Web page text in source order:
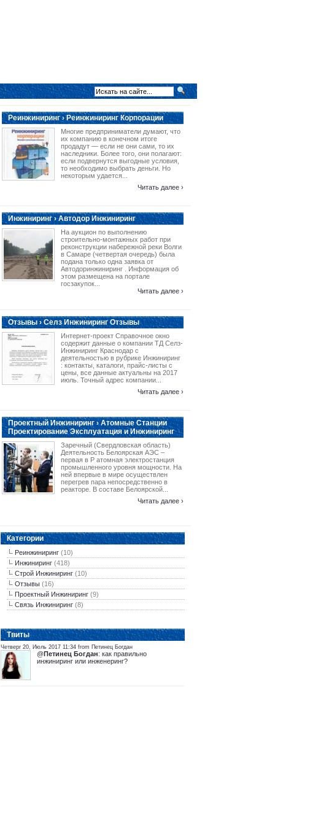
Реинжиниринг › Реинжиниринг Корпорации
Многие предприниматели думают, что
их компанию в конечном итоге
продадут — если не они сами, то их
наследники. Более того, они полагают:
если подвернутся выгодные условия,
то необходимо выбрать деньги. Но
некоторым удается...
Читать далее ›
Инжиниринг › Автодор Инжиниринг
На аукцион по выполнению
строительно-монтажных работ при
реконструкции набережной реки Волги
в Самаре (четвертая очередь) была
подана только одна заявка от
Автодоринжиниринг . Информация об
этом размещена на портале
госзакупок...
Читать далее ›
Отзывы › Селз Инжиниринг Отзывы
Интернет-проект Справочное окно
содержит данные о компании ТД Селз-
Инжиниринг Краснодар с
деятельностью в рубрике Инжиниринг
: контакты, каталоги, прайс-листы с
цены, все данные актуальны на 2017
июль. Точный адрес компании...
Читать далее ›
Проектный Инжиниринг › Атомные Станции
Проектирование Эксплуатация и Инжиниринг
Заречный (Свердловская область)
Деятельность Белоярская АЭС –
первая в Р атомная электростанция
промышленного уровня мощности. На
ней впервые в мире осуществлен
перегрев пара непосредственно в
реакторе. В составе Белоярской...
Читать далее ›
Категории
Реинжиниринг (10)
Инжиниринг (418)
Строй Инжиниринг (10)
Отзывы (16)
Проектный Инжиниринг (9)
Связь Инжиниринг (8)
Tвиты
Четверг 20, Июль 2017 11:34 from Петинец Богдан
@Петинец Богдан: как правильно
инжиниринг или инженеринг?